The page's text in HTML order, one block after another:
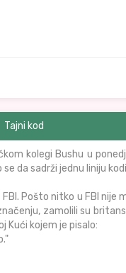
Tajni kod
kolegi Bushu u
da sadrži jednu liniju
Pošto nitko u FBI nije
zamolili su
Kući kojem je pisalo: